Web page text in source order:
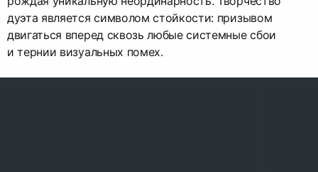
дуэта является символом стойкости: призывом
двигаться вперед сквозь любые системные сбои
и тернии визуальных помех.